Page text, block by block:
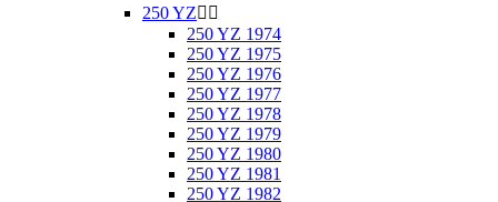
250 YZ 
250 YZ 1974
250 YZ 1975
250 YZ 1976
250 YZ 1977
250 YZ 1978
250 YZ 1979
250 YZ 1980
250 YZ 1981
250 YZ 1982